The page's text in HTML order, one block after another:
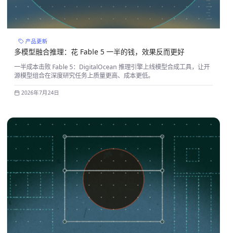
产品更新
多模型融合推理：花 Fable 5 一半的钱，效果反而更好
一半成本击败 Fable 5：DigitalOcean 推理引擎上线模型合成工具，让开
源模型组合在深度研究任务上质量更高、成本更低。
2026年7月24日